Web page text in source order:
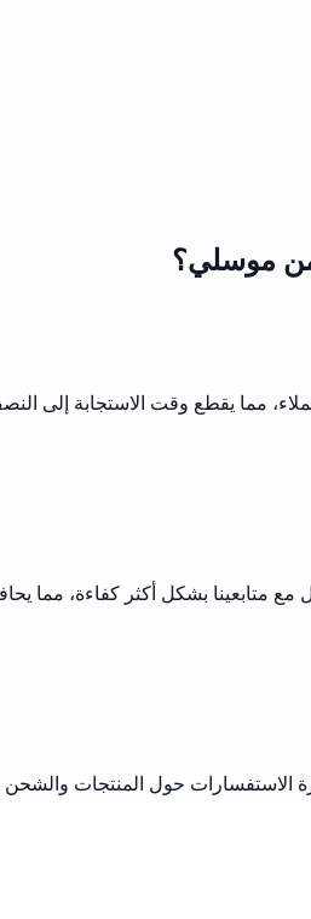
من موسلي؟
مما يقطع وقت الاستجابة إلى
مع متابعينا بشكل أكثر كفاءة،
الاستفسارات حول المنتجات